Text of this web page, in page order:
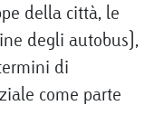
della città, le
degli autobus),
di
come parte